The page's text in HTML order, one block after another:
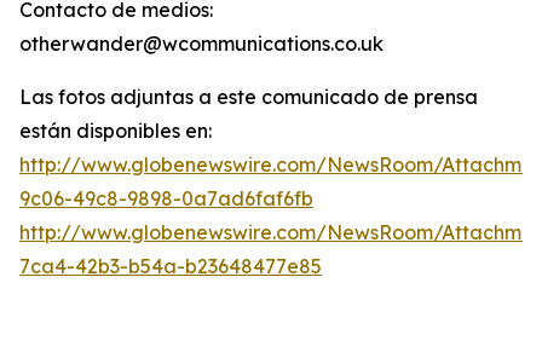
Contacto de medios:
otherwander@wcommunications.co.uk
Las fotos adjuntas a este comunicado de prensa
están disponibles en:
http://www.globenewswire.com/NewsRoom/
9c06-49c8-9898-0a7ad6faf6fb
http://www.globenewswire.com/NewsRoom/
7ca4-42b3-b54a-b23648477e85